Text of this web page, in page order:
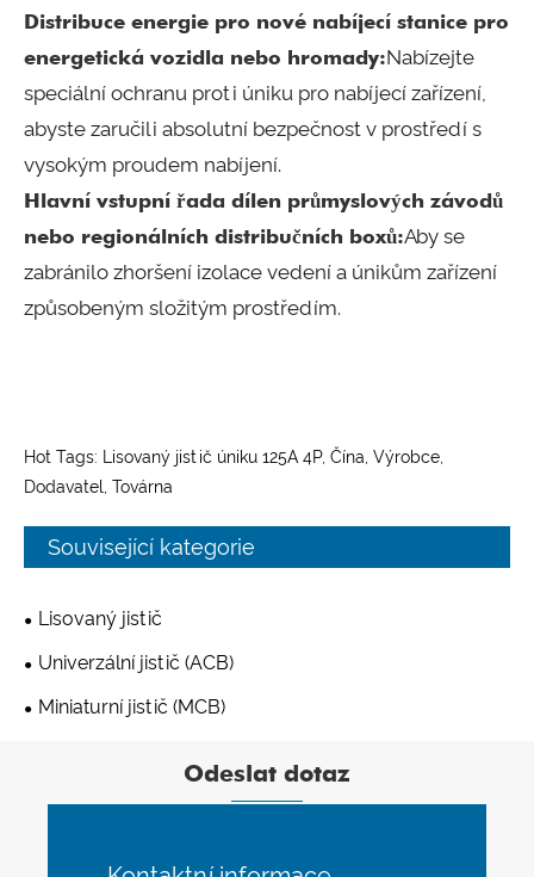
Distribuce energie pro nové nabíjecí stanice pro
energetická vozidla nebo hromady:Nabízejte
speciální ochranu proti úniku pro nabíjecí zařízení,
abyste zaručili absolutní bezpečnost v prostředí s
vysokým proudem nabíjení.
Hlavní vstupní řada dílen průmyslových závodů
nebo regionálních distribučních boxů:Aby se
zabránilo zhoršení izolace vedení a únikům zařízení
způsobeným složitým prostředím.
Hot Tags: Lisovaný jistič úniku 125A 4P, Čína, Výrobce,
Dodavatel, Továrna
Související kategorie
Lisovaný jistič
Univerzální jistič (ACB)
Miniaturní jistič (MCB)
Odeslat dotaz